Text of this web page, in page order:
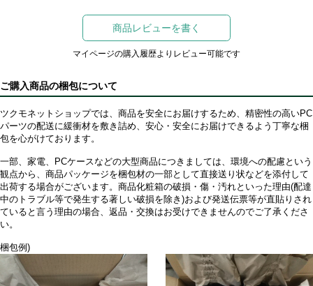
商品レビューを書く
マイページの購入履歴よりレビュー可能です
ご購入商品の梱包について
ツクモネットショップでは、商品を安全にお届けするため、精密性の高いPC
パーツの配送に緩衝材を敷き詰め、安心・安全にお届けできるよう丁寧な梱
包を心がけております。
一部、家電、PCケースなどの大型商品につきましては、環境への配慮という
観点から、商品パッケージを梱包材の一部として直接送り状などを添付して
出荷する場合がございます。商品化粧箱の破損・傷・汚れといった理由(配達
中のトラブル等で発生する著しい破損を除き)および発送伝票等が直貼りされ
ていると言う理由の場合、返品・交換はお受けできませんのでご了承くださ
い。
梱包例)